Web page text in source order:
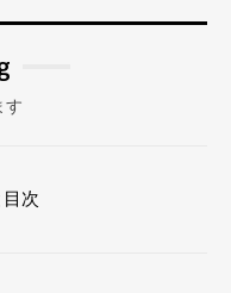
す
次